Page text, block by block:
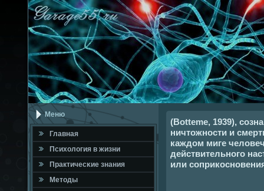
Меню
Главная
Психология в жизни
Практичесκие знания
Методы
(Botteme, 1939),
ничтожности и
каждом миге
действительного
или